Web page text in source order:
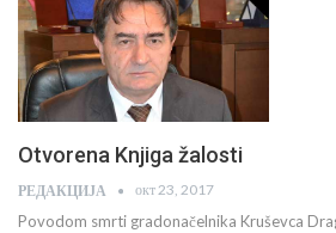
Otvorena Knjiga žalosti
РЕДАКЦИЈА окт 23, 2017
Povodom smrti gradonačelnika Kruševca